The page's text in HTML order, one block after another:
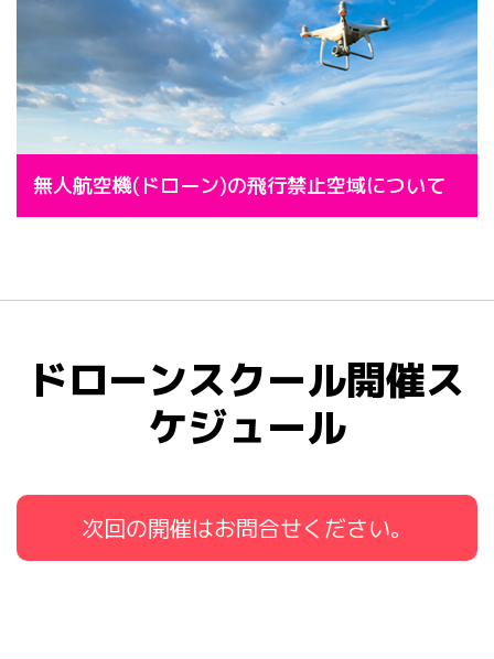
無人航空機(ドローン)の飛行禁止空域について
ドローンスクール開催ス
ケジュール
次回の開催はお問合せください。